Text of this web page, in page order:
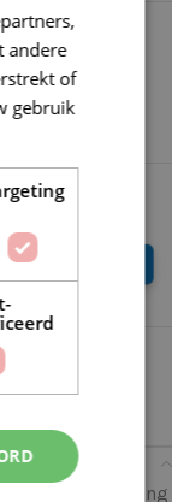
NL
uitstraling
andere
of
gebruik